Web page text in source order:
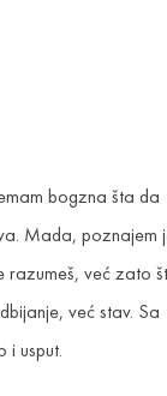
bogzna šta da
Mada, poznajem
razumeš, već zato
već stav. Sa
i usput.